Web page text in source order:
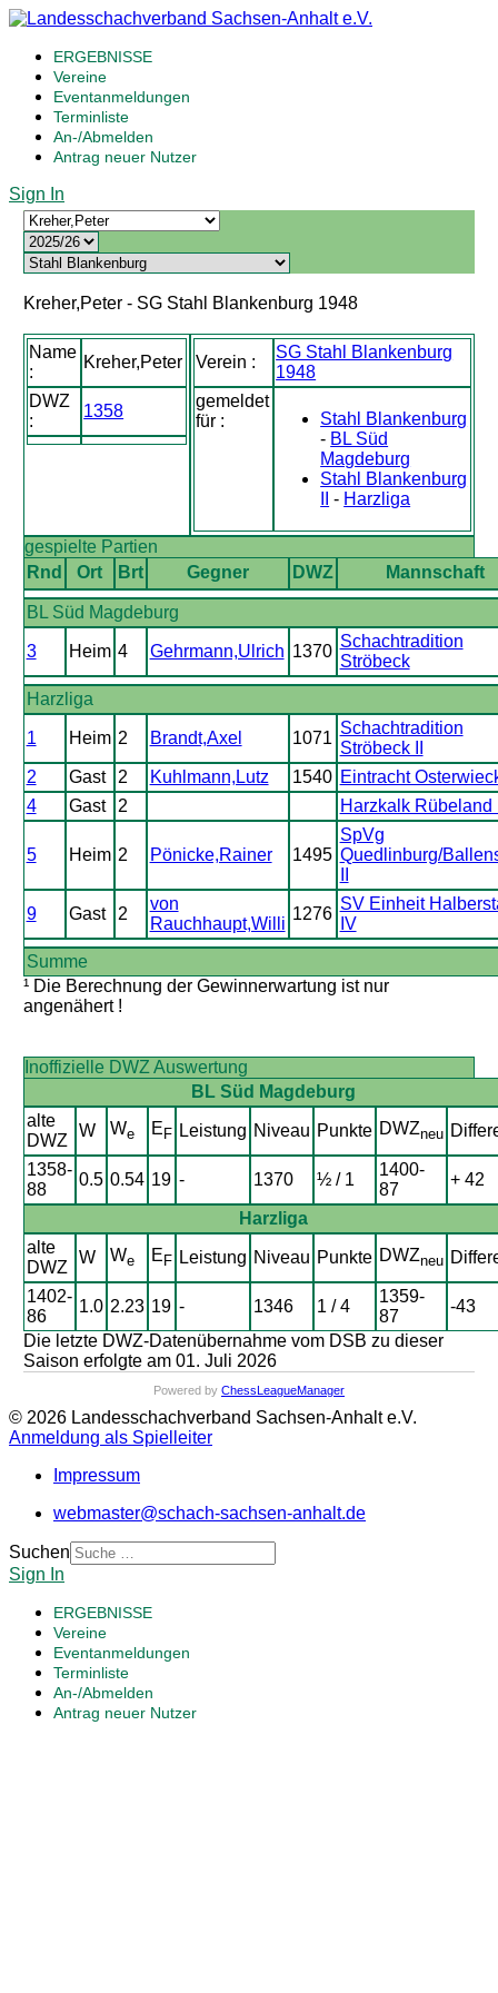
ERGEBNISSE
Vereine
Eventanmeldungen
Terminliste
An-/Abmelden
Antrag neuer Nutzer
Sign In
Kreher,Peter - SG Stahl Blankenburg 1948
Name
:
Kreher,Peter
DWZ
:
1358
Verein :
SG Stahl Blankenburg
1948
gemeldet
für :
Stahl Blankenburg
- BL Süd
Magdeburg
Stahl Blankenburg
- Harzliga
gespielte Partien
Rnd
Ort Brt Gegner DWZ Mannschaft
BL Süd Magdeburg
3 Heim 4 Gehrmann,Ulrich 1370
Schachtradition
Ströbeck
Harzliga
1 Heim 2 Brandt,Axel 1071
Schachtradition
Ströbeck II
2
Gast 2 Kuhlmann,Lutz 1540 Eintracht
4
Gast 2 Harzkalk Rübeland
5 Heim 2 Pönicke,Rainer 1495
SpVg
Quedlinburg/
9 Gast 2
von
Rauchhaupt,Willi
1276
SV Einheit
IV
Summe
¹ Die Berechnung der Gewinnerwartung ist nur
angenähert !
Inoffizielle DWZ Auswertung
BL Süd Magdeburg
alte
DWZ
W We E F Leistung Niveau Punkte DWZneu
1358-
88
0.5 0.54 19 - 1370 ½ / 1
1400-
87
+ 42
Harzliga
alte
DWZ
W We E F Leistung Niveau Punkte DWZneu
1402-
86
1.0 2.23 19 - 1346 1 / 4
1359-
87
-43
Die letzte DWZ-Datenübernahme vom DSB zu dieser
Saison erfolgte am 01. Juli 2026
Powered by ChessLeagueManager
© 2026 Landesschachverband Sachsen-Anhalt e.V.
Anmeldung als Spielleiter
Impressum
webmaster@schach-sachsen-anhalt.de
Suchen
Sign In
ERGEBNISSE
Vereine
Eventanmeldungen
Terminliste
An-/Abmelden
Antrag neuer Nutzer